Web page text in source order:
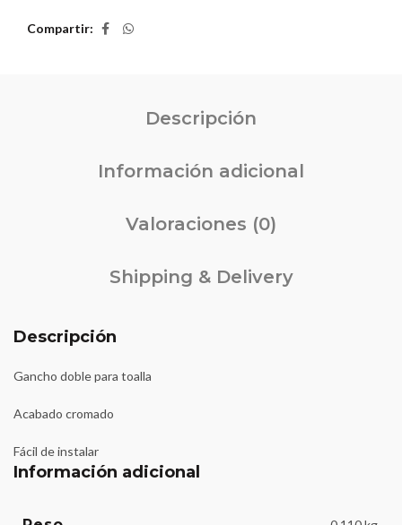
Compartir
Descripción
Información adicional
Valoraciones (0)
Shipping & Delivery
Descripción
Gancho doble para toalla
Acabado cromado
Fácil de instalar
Información adicional